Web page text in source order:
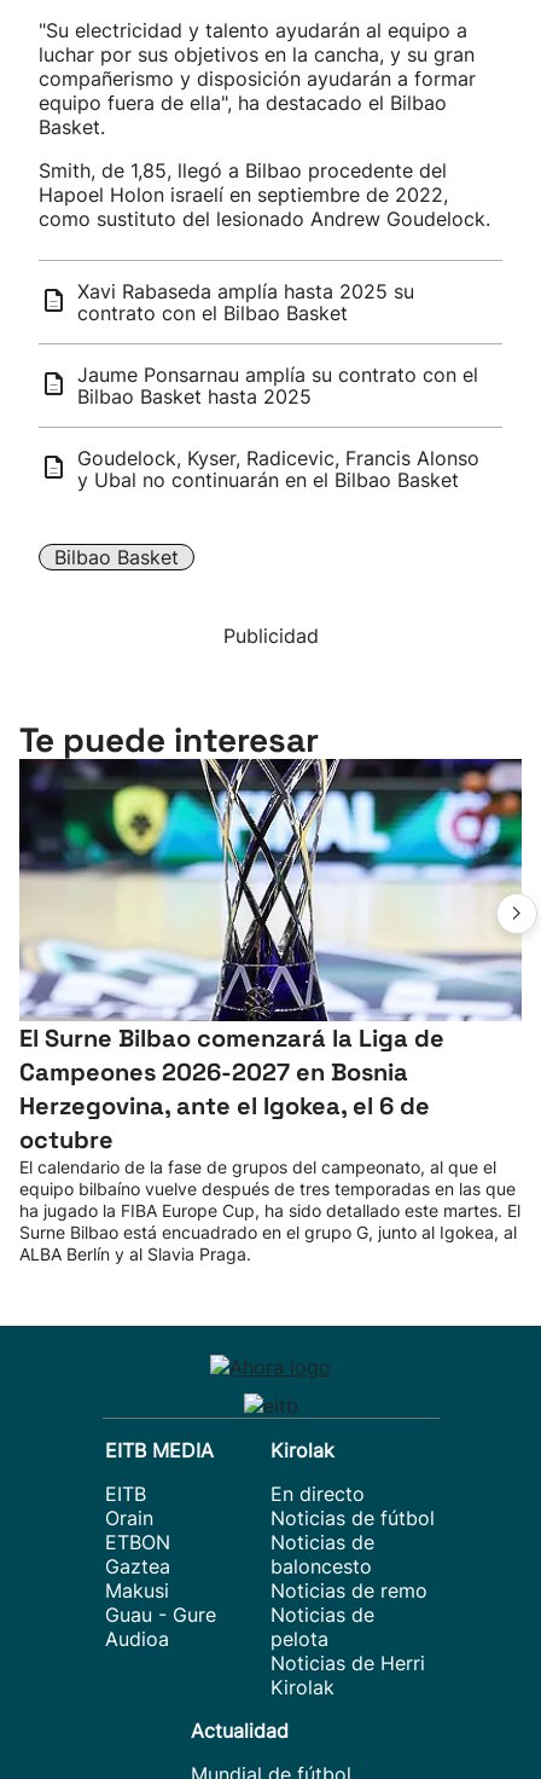
"Su electricidad y talento ayudarán al equipo a
luchar por sus objetivos en la cancha, y su gran
compañerismo y disposición ayudarán a formar
equipo fuera de ella", ha destacado el Bilbao
Basket.
Smith, de 1,85, llegó a Bilbao procedente del
Hapoel Holon israelí en septiembre de 2022,
como sustituto del lesionado Andrew Goudelock.
Xavi Rabaseda amplía hasta 2025 su
contrato con el Bilbao Basket
Jaume Ponsarnau amplía su contrato con el
Bilbao Basket hasta 2025
Goudelock, Kyser, Radicevic, Francis Alonso
y Ubal no continuarán en el Bilbao Basket
Bilbao Basket
Publicidad
Te puede interesar
El Surne Bilbao comenzará la Liga de
Campeones 2026-2027 en Bosnia
Herzegovina, ante el Igokea, el 6 de
octubre
El calendario de la fase de grupos del campeonato, al que el
equipo bilbaíno vuelve después de tres temporadas en las que
ha jugado la FIBA Europe Cup, ha sido detallado este martes. El
Surne Bilbao está encuadrado en el grupo G, junto al Igokea, al
ALBA Berlín y al Slavia Praga.
EITB MEDIA
EITB
Orain
ETBON
Gaztea
Makusi
Guau - Gure
Audioa
Kirolak
En directo
Noticias de fútbol
Noticias de
baloncesto
Noticias de remo
Noticias de
pelota
Noticias de Herri
Kirolak
Actualidad
Mundial de fútbol